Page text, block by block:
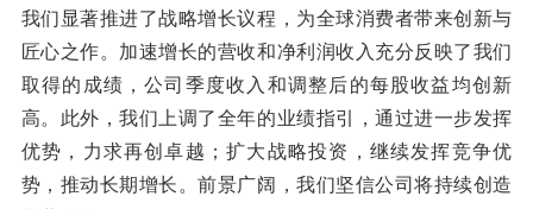
我们显著推进了战略增长议程，为全球消费者带来创新与
匠心之作。加速增长的营收和净利润收入充分反映了我们
取得的成绩，公司季度收入和调整后的每股收益均创新
高。此外，我们上调了全年的业绩指引，通过进一步发挥
优势，力求再创卓越；扩大战略投资，继续发挥竞争优
势，推动长期增长。前景广阔，我们坚信公司将持续创造